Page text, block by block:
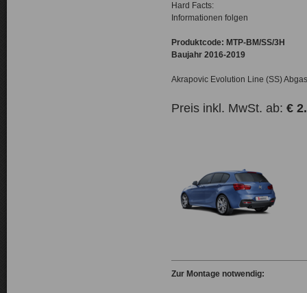
Hard Facts:
Informationen folgen
Produktcode: MTP-BM/SS/3H
Baujahr 2016-2019
Akrapovic Evolution Line (SS)
Preis inkl. MwSt. ab: €
Zur Montage notwendig: